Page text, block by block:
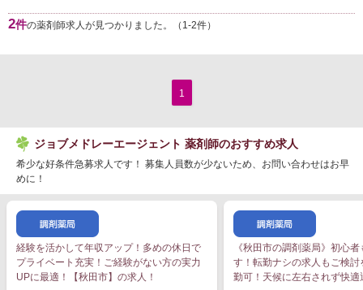
2件の薬剤師求人が見つかりました。（1-2件）
1
ジョブメドレーエージェント 薬剤師のおすすめ求人
希少な好条件急募求人です！ 募集人員数が少ないため、お問い合わせはお早
めに！
経験を活かして年収アップ！多めの休日で
プライベート充実！ご経験がない方の実力
UPに最適！【秋田市】の求人！
《秋田市の調剤薬局》初心
す！転勤ナシの求人もご検討
勤可！天候に左右されず快適